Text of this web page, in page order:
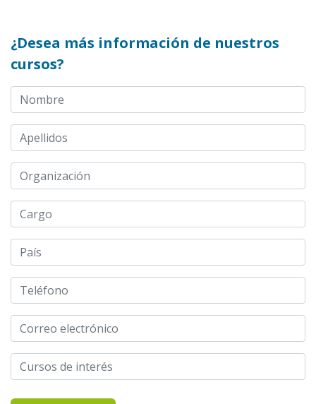
¿Desea más información de nuestros
cursos?